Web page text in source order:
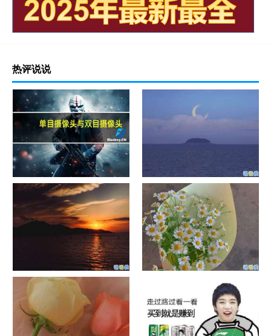
热评说说
单目摄像头与双目摄像头
晚安励志语录带图片 晚安心语
励志鸡汤
日出文案温柔句子 看日出的微
信说说配图
晒风景照的唯美说说配图 适合
发风景的朋友圈文案